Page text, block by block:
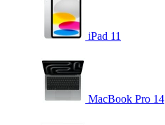
iPad 11
MacBook Pro 14